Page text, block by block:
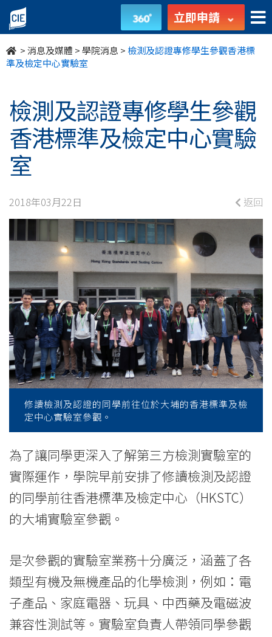
檢
測
及
證
專
修
學
生
參
觀
香
港
標
準
檢
定
中
心
驗
室
立即申請
>消息及媒體 >學院消息 > 檢測及認證專修學生參觀香港標
準及檢定中心實驗室
檢測及認證專修學生參觀
香港標準及檢定中心實驗
室
2018年03月22日 返回
修讀檢測及認證的同學前往位於大埔的香港標準及檢
定中心實驗室參觀。
為了讓同學更深入了解第三方檢測實驗室的
實際運作，學院早前安排了修讀檢測及認證
的同學前往香港標準及檢定中心（HKSTC）
的大埔實驗室參觀。
是次參觀的實驗室業務十分廣泛，涵蓋了各
類型有機及無機產品的化學檢測，例如：電
子產品、家庭電器、玩具、中西藥及電磁波
兼容性測試等。實驗室負責人帶領同學參觀